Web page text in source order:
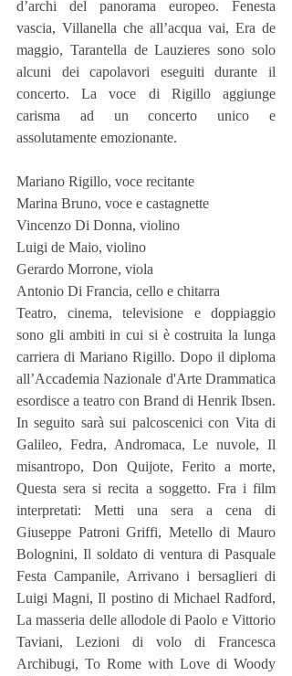
d’archi del panorama europeo. Fenesta
vascia, Villanella che all’acqua vai, Era de
maggio, Tarantella de Lauzieres sono solo
alcuni dei capolavori eseguiti durante il
concerto. La voce di Rigillo aggiunge
carisma ad un concerto unico e
assolutamente emozionante.
Mariano Rigillo, voce recitante
Marina Bruno, voce e castagnette
Vincenzo Di Donna, violino
Luigi de Maio, violino
Gerardo Morrone, viola
Antonio Di Francia, cello e chitarra
Teatro, cinema, televisione e doppiaggio
sono gli ambiti in cui si è costruita la lunga
carriera di Mariano Rigillo. Dopo il diploma
all’Accademia Nazionale d'Arte Drammatica
esordisce a teatro con Brand di Henrik Ibsen.
In seguito sarà sui palcoscenici con Vita di
Galileo, Fedra, Andromaca, Le nuvole, Il
misantropo, Don Quijote, Ferito a morte,
Questa sera si recita a soggetto. Fra i film
interpretati: Metti una sera a cena di
Giuseppe Patroni Griffi, Metello di Mauro
Bolognini, Il soldato di ventura di Pasquale
Festa Campanile, Arrivano i bersaglieri di
Luigi Magni, Il postino di Michael Radford,
La masseria delle allodole di Paolo e Vittorio
Taviani, Lezioni di volo di Francesca
Archibugi, To Rome with Love di Woody